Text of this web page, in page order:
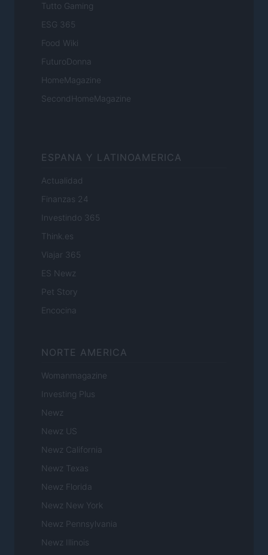
Tutto Gaming
ESG 365
Food Wiki
FuturoDonna
HomeMagazine
SecondHomeMagazine
ESPANA Y LATINOAMERICA
Actualidad
Finanzas 24
Investindo 365
Think.es
Viajar 365
ES Newz
Pet Story
Encocina
NORTE AMERICA
Womanmagazine
Investing Plus
Newz
Newz US
Newz California
Newz Texas
Newz Florida
Newz New York
Newz Pennsylvania
Newz Illinois